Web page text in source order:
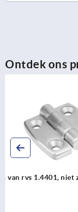
Ontdek ons
Scharnieren van